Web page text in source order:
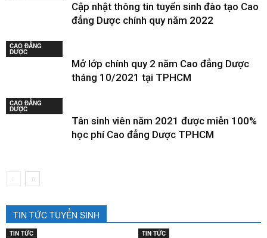
Cập nhật thông tin tuyển sinh đào tạo Cao
đẳng Dược chính quy năm 2022
CAO ĐẲNG
DƯỢC
Mở lớp chính quy 2 năm Cao đẳng Dược
tháng 10/2021 tại TPHCM
CAO ĐẲNG
DƯỢC
Tân sinh viên năm 2021 được miễn 100%
học phí Cao đẳng Dược TPHCM
TIN TỨC TUYỂN SINH
TIN TỨC TIN TỨC